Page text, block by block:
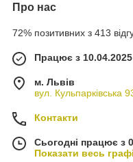
Про нас
72% позитивних з 413
Працює з 10.04.2025
м. Львів
вул. Кульпарківська
Контакти
Сьогодні працює з
Показати весь